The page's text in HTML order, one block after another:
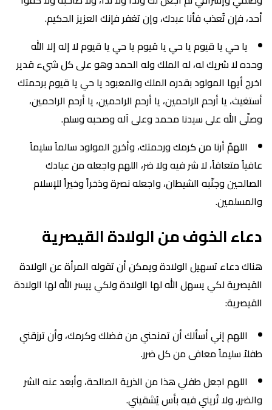
أحد، فإن تُعذب فأنا عبدك، وإن تغفر فإنك العزيز الحكيم.
يا حي يا قيوم يا حي يا قيوم يا حي يا قيوم لا إله إلا الله
وحده لا شريك له، له الملك وله الحمد وهو على كل شيء قدير
اخرج أيها المولود بقدره الملك والمعبود يا حي يا قيوم برحمتك
أستغيث، يا أرحم الراحمين، يا أرحم الراحمين، يا أرحم الراحمين،
وصلّى الله على سيدنا محمد وعلى آله وصحبه وسلم.
اللهمّ أرنا من كرمك ورحمتك، وأخرج المولود سالماً سليماً
عافياً متعافاً، لا شر فيه ولا ضر، اللهم واجعله من عبادك
الصالحين وجنّبه الشيطان، واجعله نصرة وذخراً وخيراً للإسلام
والمسلمين.
دعاء الخوف من الولادة القيصرية
هناك دعاء تسهيل الولادة ويمكن أن تقوله المرأة عن الولادة
القيصرية لكي يسهل الله لها الولادة ولكي ييسر الله لها الولادة
القيصرية:
اللهم إني أسألك أن تمنحني من فضلك وكرمك، وأن ترزقني
طفلاً سليماً معافى من كل ضرر.
اللهم اجعل طفلي هذا من الذرية الصالحة، وأبعد عنه الشر
والضرر، ولا تُريني فيه بأس يُشقيني.